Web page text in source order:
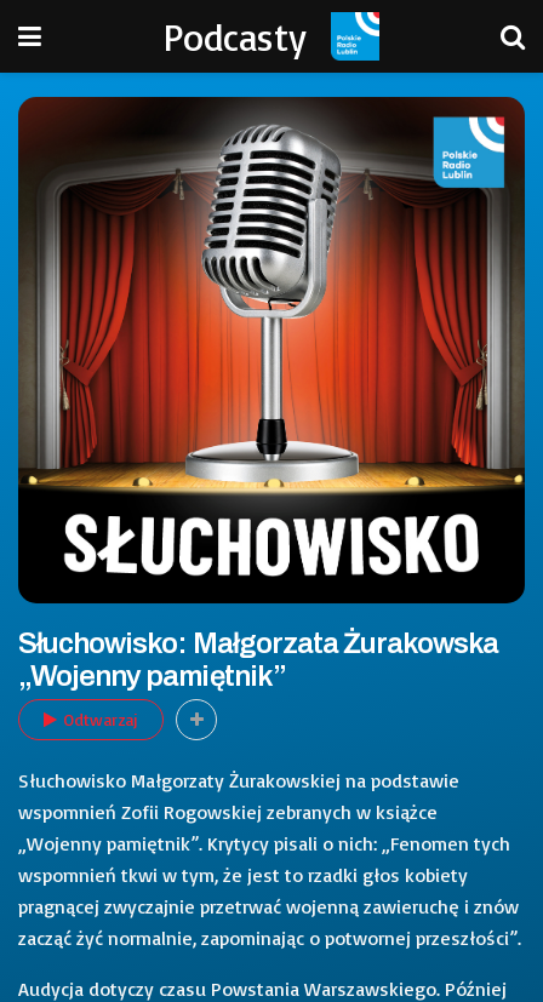
Podcasty
Słuchowisko: Małgorzata Żurakowska
„Wojenny pamiętnik”
Odtwarzaj
Słuchowisko Małgorzaty Żurakowskiej na podstawie
wspomnień Zofii Rogowskiej zebranych w książce
„Wojenny pamiętnik”. Krytycy pisali o nich: „Fenomen tych
wspomnień tkwi w tym, że jest to rzadki głos kobiety
pragnącej zwyczajnie przetrwać wojenną zawieruchę i znów
zacząć żyć normalnie, zapominając o potwornej przeszłości”.
Audycja dotyczy czasu Powstania Warszawskiego. Później